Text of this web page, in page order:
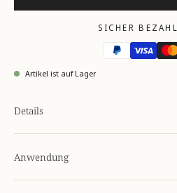
SICHER
Artikel ist auf Lager
Details
Anwendung